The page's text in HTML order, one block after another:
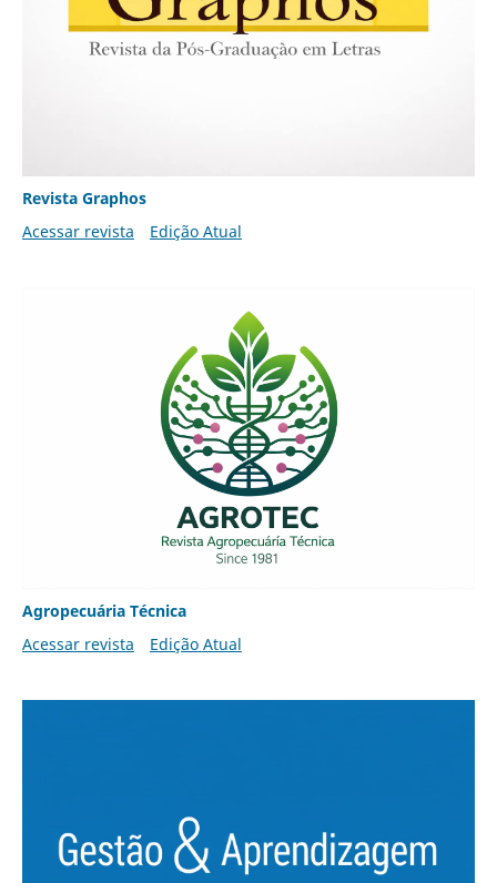
Revista Graphos
Acessar revista
Edição Atual
Agropecuária Técnica
Acessar revista
Edição Atual